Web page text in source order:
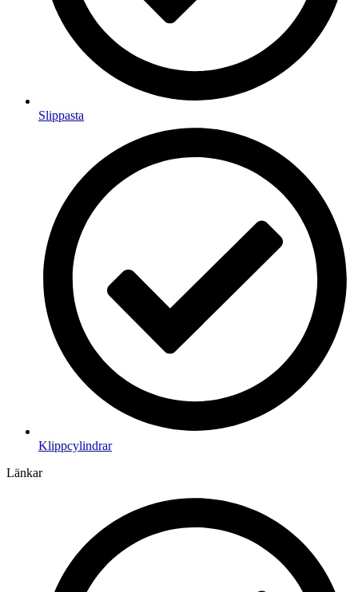
Slippasta
Klippcylindrar
Länkar